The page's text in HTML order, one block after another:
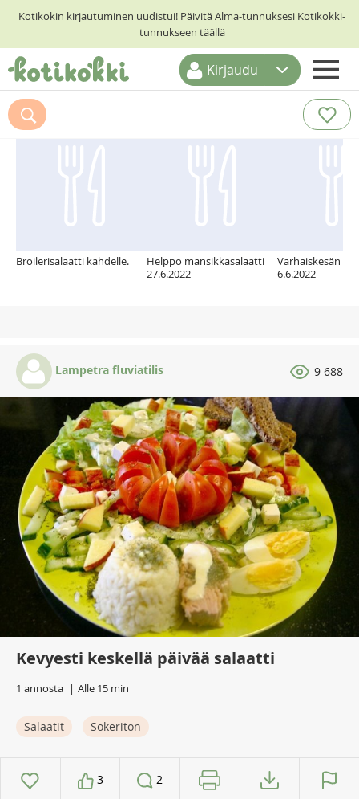
Kotikokin kirjautuminen uudistui! Päivitä Alma-tunnuksesi Kotikokki-
tunnukseen täällä
ETUSIVU
RESEPTIHAKU
Kirjaudu
Suosittelemme myös
Broilerisalaatti kahdelle.
Helppo mansikkasalaatti
27.6.2022
Varhaiskesän
6.6.2022
Lampetra fluviatilis 9 688
Kevyesti keskellä päivää salaatti
1 annosta Alle 15 min
Salaatit Sokeriton
3 2